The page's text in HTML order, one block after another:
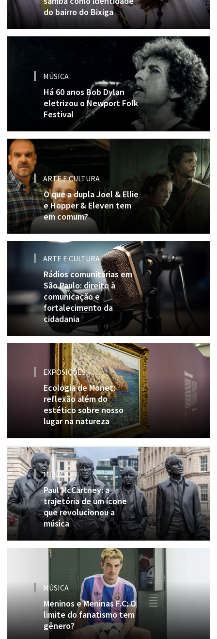
do bairro do Bixiga
MÚSICA
Há 60 anos Bob Dylan
eletrizou o Newport Folk
Festival
ARTE E CULTURA
O que a dupla Joel & Ellie
e Hopper & Eleven tem
em comum?
ARTE E CULTURA
Rádios comunitárias em
São Paulo: direito à
comunicação e
fortalecimento da
cidadania
EXPOSIÇÕES
Ecologia de Monet:
reflexão além do
estético sobre nosso
lugar na natureza
MÚSICA
Paul McCartney: a
trajetória de um ícone
que revolucionou a
música
MÚSICA
Meninos e Meninas F.C: O
limite do fanatismo tem
gênero?